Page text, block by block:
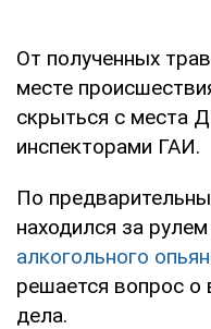
От полученных
месте
скрыться с места
инспекторами ГАИ.
По
находился за
алкогольного
решается вопрос о
дела.